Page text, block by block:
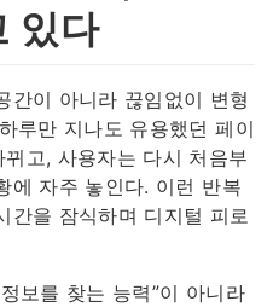
있다
간이 아니라 끊임없이 변형
루만 지나도 유용했던 페이
고, 사용자는 다시 처음부
에 자주 놓인다. 이런 반복
간을 잠식하며 디지털 피로
보를 찾는 능력”이 아니라